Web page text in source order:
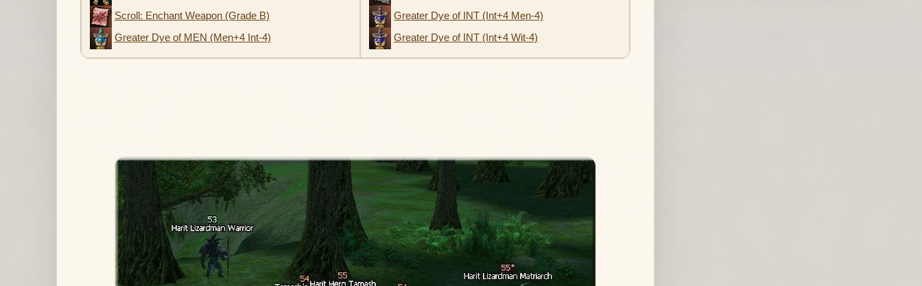
Scroll: Enchant Weapon (Grade B)
Greater Dye of MEN (Men+4 Int-4)
Greater Dye of INT (Int+4 Men-4)
Greater Dye of INT (Int+4 Wit-4)